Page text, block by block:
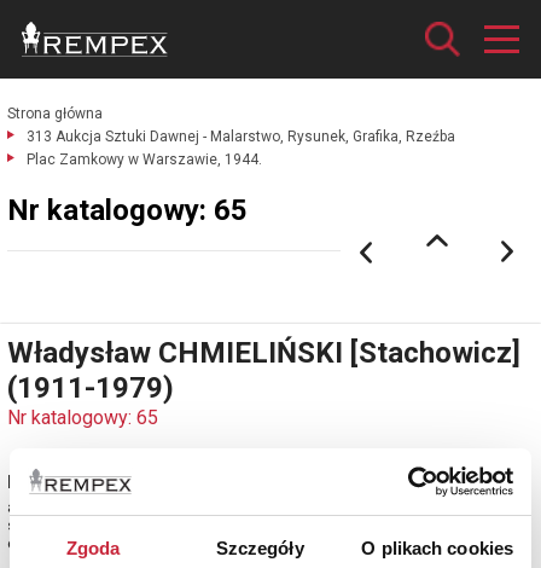
Zgoda Szczegóły O plikach cookies
Strona główna
313 Aukcja Sztuki Dawnej - Malarstwo, Rysunek, Grafika, Rzeźba
Plac Zamkowy w Warszawie, 1944.
Nr katalogowy: 65
Władysław CHMIELIŃSKI [Stachowicz]
(1911-1979)
Nr katalogowy: 65
Plac Zamkowy w Warszawie, 1944
akwarela, ołówek, gwasz, papier; 23,5 x 33,5 cm (w świetle oprawy);
sygn. i dat. l. d.: Wł. Chmieliński. 1944 r.
estymacja: 2 700 - 3 000 zł